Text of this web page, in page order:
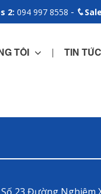
2: 094 997 8558 -
TÔI TIN TỨC